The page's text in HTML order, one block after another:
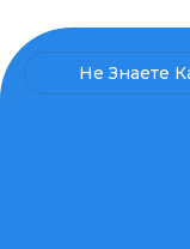
Не Знаете